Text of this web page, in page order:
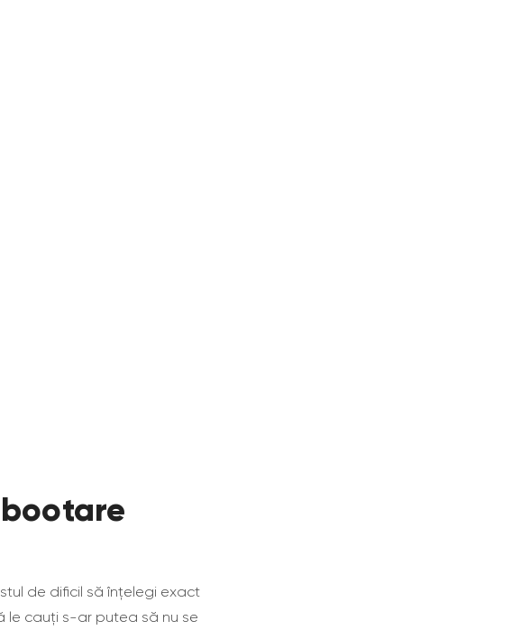
de dificil să înțelegi exact
le cauți s-ar putea să nu se